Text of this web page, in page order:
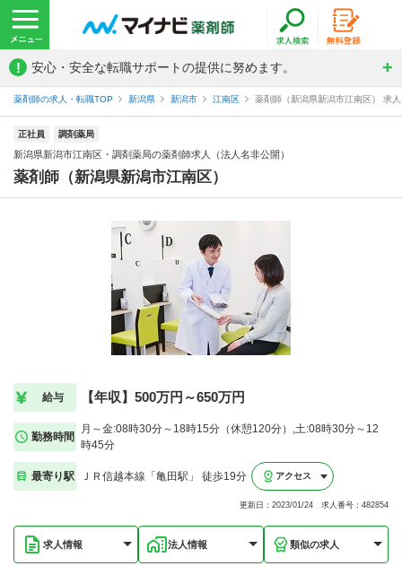
! 安心・安全な転職サポートの提供に努めます。
薬剤師の求人・転職TOP 新潟県 新潟市 江南区 薬剤師（新潟県新潟市江南区） 求
正社員 調剤薬局
新潟県新潟市江南区・調剤薬局の薬剤師求人（法人名非公開）
薬剤師（新潟県新潟市江南区）
給与 【年収】500万円～650万円
勤務時間
月～金:08時30分～18時15分（休憩120分）,土:08時30分～12
時45分
最寄り駅 ＪＲ信越本線「亀田駅」 徒歩19分 アクセス
更新日：2023/01/24 求人番号：482854
求人情報 法人情報 類似の求人